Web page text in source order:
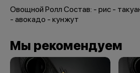
Овощной Ролл Состав: - рис -
- авокадо - кунжут
Мы рекомендуем